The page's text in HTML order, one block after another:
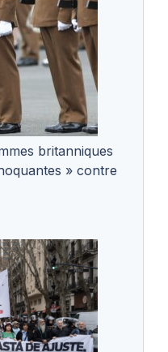
britanniques
» contre